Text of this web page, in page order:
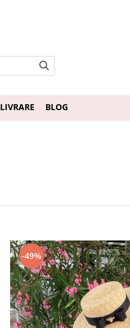
LIVRARE BLOG
-49%